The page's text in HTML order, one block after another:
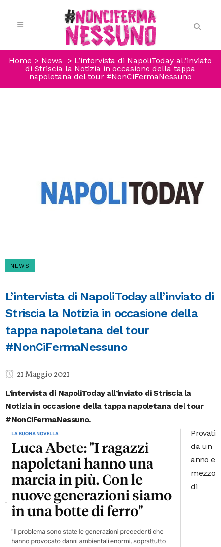
Home > News > L’intervista di NapoliToday all’inviato
di Striscia la Notizia in occasione della tappa
napoletana del tour #NonCiFermaNessuno
NEWS
L’intervista di NapoliToday all’inviato di
Striscia la Notizia in occasione della
tappa napoletana del tour
#NonCiFermaNessuno
21 Maggio 2021
L’intervista di NapoliToday all’inviato di Striscia la
Notizia in occasione della tappa napoletana del tour
#NonCiFermaNessuno.
Provati
da un
anno e
mezzo
di